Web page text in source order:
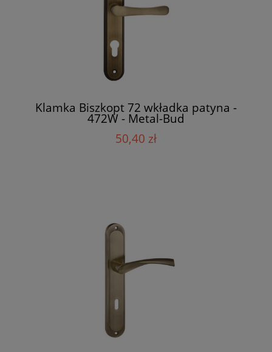
Klamka Biszkopt 72 wkładka patyna -
472W - Metal-Bud
50,40 zł